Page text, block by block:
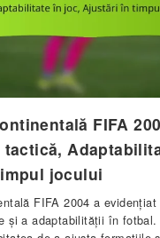
FIFA
jocului
FIFA 2004 a
și a adaptabilității în fotbal.